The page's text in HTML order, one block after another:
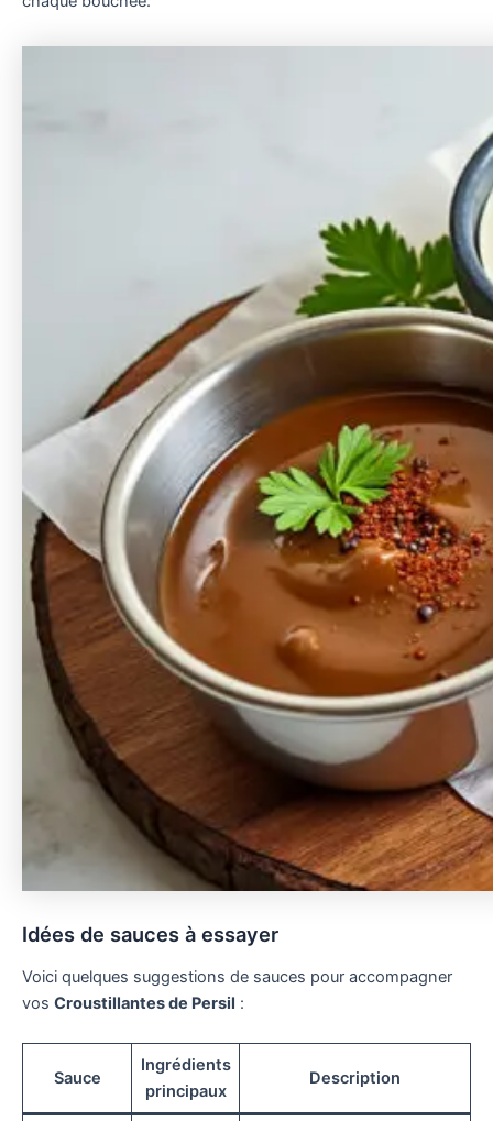
Idées de sauces à essayer
Voici quelques suggestions de sauces pour accompagner
vos Croustillantes de Persil :
Sauce
Ingrédients
principaux
Description